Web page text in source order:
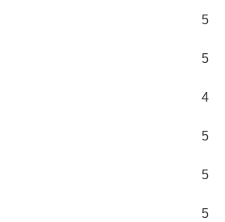
5
5
4
5
5
5